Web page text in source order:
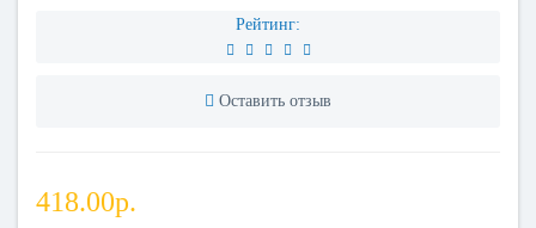
Рейтинг:
Оставить отзыв
418.00р.